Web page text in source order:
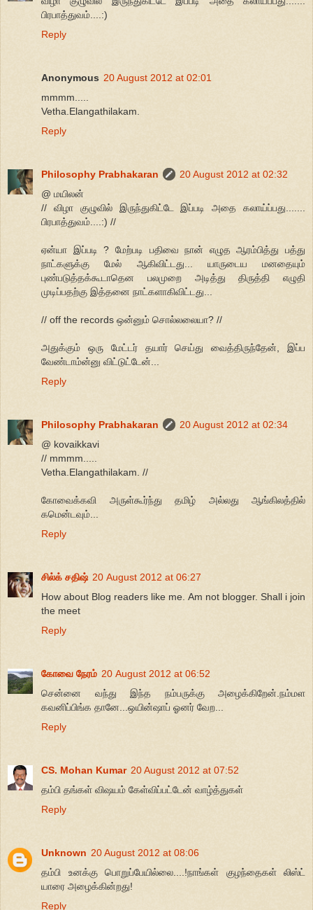
பிரபாத்துவம்....:)
Reply
Anonymous 20 August 2012 at 02:01
mmmm.....
Vetha.Elangathilakam.
Reply
Philosophy Prabhakaran
20 August 2012 at 02:32
@ மயிலன்
// விழா குழுவில் இருந்துகிட்டே இப்படி அதை கலாய்ப்பது.......
பிரபாத்துவம்....:) //
ஏன்யா இப்படி ? மேற்படி பதிவை நான் எழுத ஆரம்பித்து பத்து
நாட்களுக்கு மேல் ஆகிவிட்டது... யாருடைய மனதையும்
புண்படுத்தக்கூடாதென பலமுறை அடித்து திருத்தி எழுதி
முடிப்பதற்கு இத்தனை நாட்களாகிவிட்டது...
// off the records ஒன்னும் சொல்லலையா? //
அதுக்கும் ஒரு மேட்டர் தயார் செய்து வைத்திருந்தேன், இப்ப
வேண்டாம்ன்னு விட்டுட்டேன்...
Reply
Philosophy Prabhakaran
20 August 2012 at 02:34
@ kovaikkavi
// mmmm.....
Vetha.Elangathilakam. //
கோவைக்கவி அருள்கூர்ந்து தமிழ் அல்லது ஆங்கிலத்தில்
கமென்டவும்...
Reply
சில்க் சதிஷ் 20 August 2012 at 06:27
How about Blog readers like me. Am not blogger. Shall i join
the meet
Reply
கோவை நேரம் 20 August 2012 at 06:52
சென்னை வந்து இந்த நம்பருக்கு அழைக்கிறேன்.நம்மள
கவனிப்பிங்க தானே...ஒயின்ஷாப் ஓனர் வேற...
Reply
CS. Mohan Kumar 20 August 2012 at 07:52
தம்பி தங்கள் விஷயம் கேள்விப்பட்டேன் வாழ்த்துகள்
Reply
Unknown 20 August 2012 at 08:06
தம்பி உனக்கு பொறுப்பேயில்லை....!நாங்கள் குழந்தைகள் லிஸ்ட்
யாரை அழைக்கின்றது!
Reply